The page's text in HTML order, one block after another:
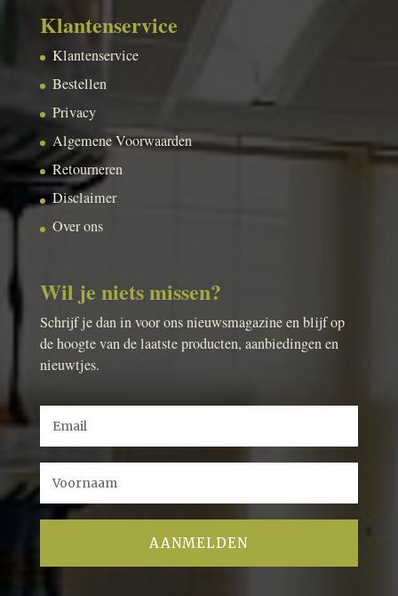
Klantenservice
Klantenservice
Bestellen
Privacy
Algemene Voorwaarden
Retourneren
Disclaimer
Over ons
Wil je niets missen?
Schrijf je dan in voor ons nieuwsmagazine en blijf op
de hoogte van de laatste producten, aanbiedingen en
nieuwtjes.